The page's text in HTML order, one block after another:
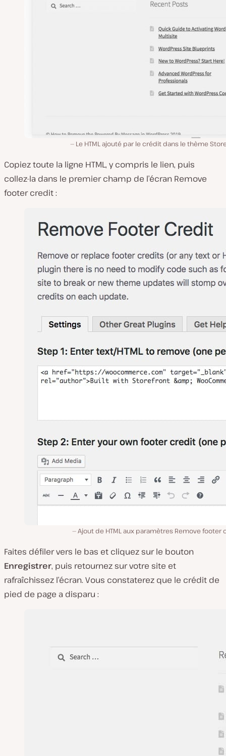
Le HTML ajouté par le crédit dans le thème
Copiez toute la ligne HTML, y compris le lien, puis
collez-la dans le premier champ de l’écran Remove
footer credit :
Ajout de HTML aux paramètres Remove footer
Faites défiler vers le bas et cliquez sur le bouton
Enregistrer, puis retournez sur votre site et
rafraîchissez l’écran. Vous constaterez que le crédit de
pied de page a disparu :